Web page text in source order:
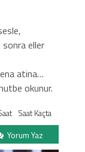
sonra eller
atina…
okunur.
Saat Kaçta
Yorum Yaz